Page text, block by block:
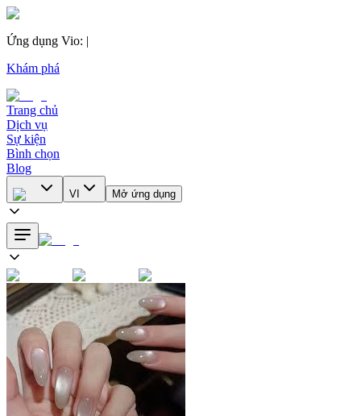
Ứng dụng Vio: |
Khám phá
Trang chủ
Dịch vụ
Sự kiện
Bình chọn
Blog
VI Mở ứng dụng